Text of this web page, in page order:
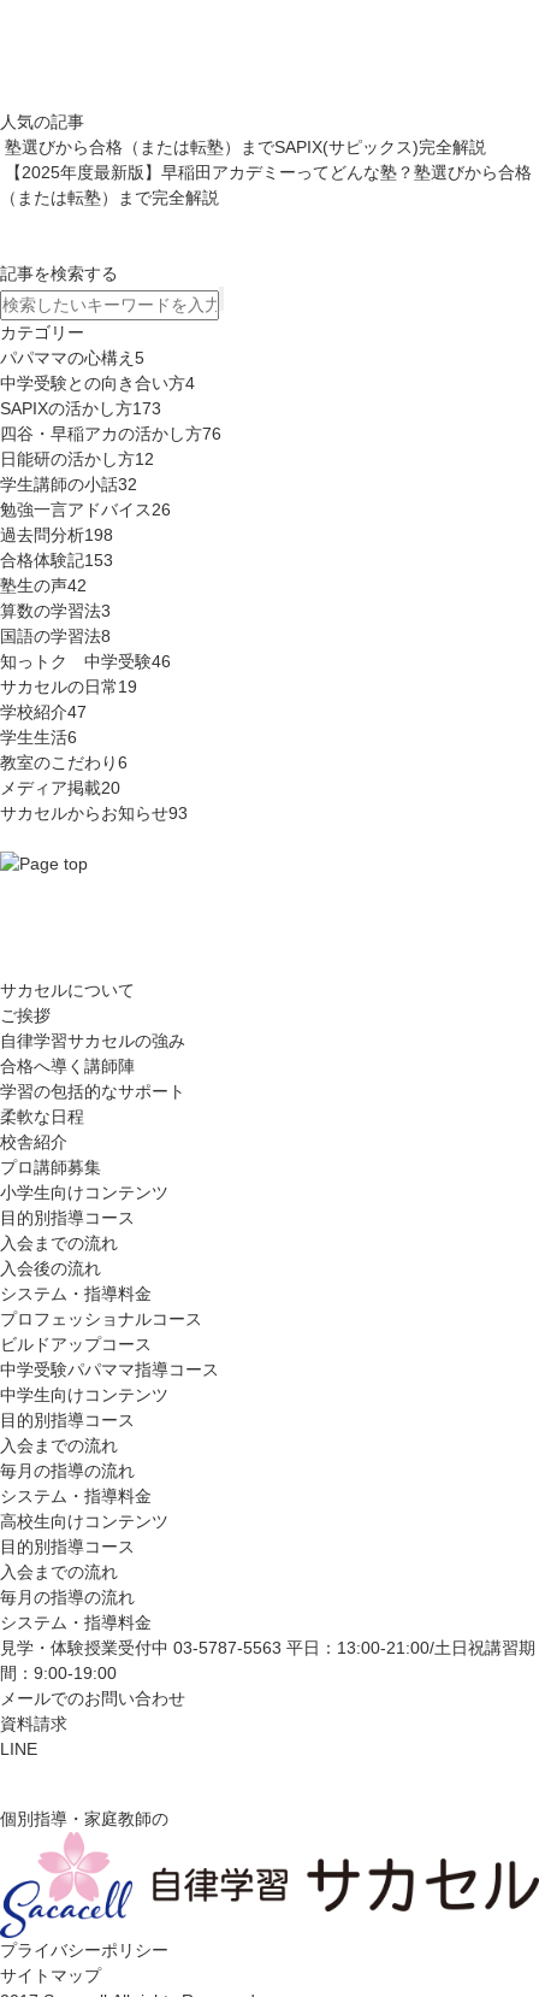
人気の記事
塾選びから合格（または転塾）までSAPIX(サピックス)完全解説
【2025年度最新版】早稲田アカデミーってどんな塾？塾選びから合格
（または転塾）まで完全解説
記事を検索する
カテゴリー
パパママの心構え 5
中学受験との向き合い方4
SAPIXの活かし方173
四谷・早稲アカの活かし方76
日能研の活かし方12
学生講師の小話32
勉強一言アドバイス26
過去問分析198
合格体験記153
塾生の声42
算数の学習法3
国語の学習法8
知っトク 中学受験46
サカセルの日常19
学校紹介47
学生生活6
教室のこだわり6
メディア掲載20
サカセルからお知らせ93
サカセルについて
ご挨拶
自律学習サカセルの強み
合格へ導く講師陣
学習の包括的なサポート
柔軟な日程
校舎紹介
プロ講師募集
小学生向けコンテンツ
目的別指導コース
入会までの流れ
入会後の流れ
システム・指導料金
プロフェッショナルコース
ビルドアップコース
中学受験パパママ指導コース
中学生向けコンテンツ
目的別指導コース
入会までの流れ
毎月の指導の流れ
システム・指導料金
高校生向けコンテンツ
目的別指導コース
入会までの流れ
毎月の指導の流れ
システム・指導料金
見学・体験授業受付中 03-5787-5563 平日：13:00-21:00/土日祝講習期
間：9:00-19:00
メールでのお問い合わせ
資料請求
LINE
個別指導・家庭教師の
プライバシーポリシー
サイトマップ